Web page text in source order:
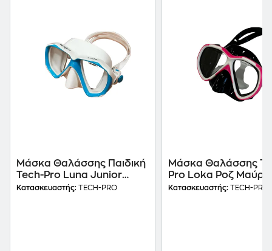
Μάσκα Θαλάσσης Παιδική
Tech-Pro Luna Junior
Λευκό/Μπλε
Κατασκευαστής: TECH-PRO
Μάσκα Θαλάσσης
Pro Loka Ροζ Μαύρο
Κατασκευαστής: TECH-PRO